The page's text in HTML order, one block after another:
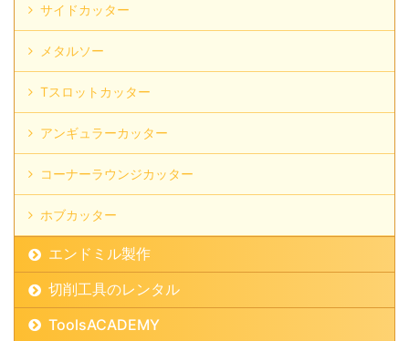
サイドカッター
メタルソー
Tスロットカッター
アンギュラーカッター
コーナーラウンジカッター
ホブカッター
エンドミル製作
切削工具のレンタル
ToolsACADEMY